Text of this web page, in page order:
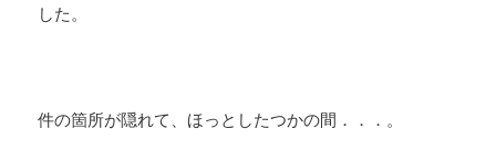
した。
件の箇所が隠れて、ほっとしたつかの間．．．。